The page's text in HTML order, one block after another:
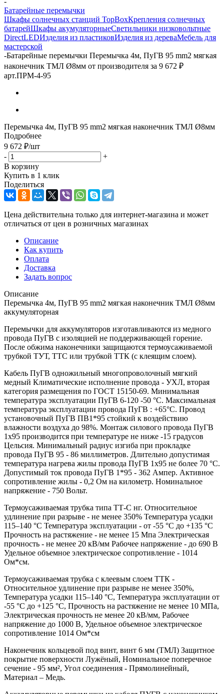
Батарейные перемычки
Шкафы солнечных станций TopBoxКрепления солнечных
батарейШкафы акумуляторныеСветильники низковольтные
DirectLEDИзделия из пластиковИзделия из дереваМебель для
мастерской
-Батарейные перемычки Перемычка 4м, ПуГВ 95 mm2 мягкая
наконечник ТМЛ Ø8мм от производителя за 9 672 ₽
арт.ПРМ-4-95
Перемычка 4м, ПуГВ 95 mm2 мягкая наконечник ТМЛ Ø8мм
Подробнее
9 672 ₽/шт
-
+
В корзину
Купить в 1 клик
Поделиться
Цена действительна только для интернет-магазина и может
отличаться от цен в розничных магазинах
Описание
Как купить
Оплата
Доставка
Задать вопрос
Описание
Перемычка 4м, ПуГВ 95 mm2 мягкая наконечник ТМЛ Ø8мм
аккумуляторная
Перемычки для аккумуляторов изготавливаются из медного
провода ПуГВ с изоляцией не поддерживающей горение.
После обжима наконечники защищаются термоусаживаемой
трубкой ТУТ, ТТС или трубкой ТТК (с клеящим слоем).
Кабель ПуГВ одножильный многопроволочный мягкий
медный Климатические исполнение провода - УХЛ, вторая
категория размещения по ГОСТ 15150-69. Минимальная
температура эксплуатации ПуГВ 6-120 -50 °С. Максимальная
температура эксплуатации провода ПуГВ : +65°С. Провод
установочный ПуГВ ПВ1*95 стойкий к воздействию
влажности воздуха до 98%. Монтаж силового провода ПуГВ
1х95 производится при температуре не ниже -15 градусов
Цельсия. Минимальный радиус изгиба при прокладке
провода ПуГВ 95 - 86 миллиметров. Длительно допустимая
температура нагрева жилы провода ПуГВ 1х95 не более 70 °С.
Допустимый ток провода ПуГВ 1*95 - 362 Ампер. Активное
сопротивление жилы - 0,2 Ом на километр. Номинальное
напряжение - 750 Вольт.
Термоусаживаемая трубка типа ТТ-С нг. Относительное
удлинение при разрыве - не менее 350% Температура усадки
115–140 °C Температура эксплуатации - от -55 °C до +135 °C
Прочность на растяжение - не менее 15 Мпа Электрическая
прочность - не менее 20 кВ/мм Рабочее напряжение - до 690 В
Удельное объемное электрическое сопротивление - 1014
Ом*см.
Термоусаживаемая трубка с клеевым слоем ТТК -
Относительное удлинение при разрыве не менее 350%,
Температура усадки 115–140 °C, Температура эксплуатации от
-55 °C до +125 °C, Прочность на растяжение не менее 10 МПа,
Электрическая прочность не менее 20 кВ/мм, Рабочее
напряжение до 1000 В, Удельное объемное электрическое
сопротивление 1014 Ом*см
Наконечник кольцевой под винт, винт 6 мм (ТМЛ) Защитное
покрытие поверхности Лужёный, Номинальное поперечное
сечение - 95 мм², Угол соединения - Прямолинейный,
Материал – Медь.